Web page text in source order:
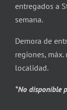
entregados a
semana.
Demora de
regiones,
localidad.
*No disponible